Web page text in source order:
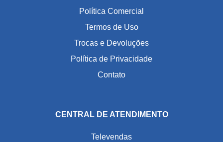
Política Comercial
Termos de Uso
Trocas e Devoluções
Política de Privacidade
Contato
CENTRAL DE ATENDIMENTO
Televendas